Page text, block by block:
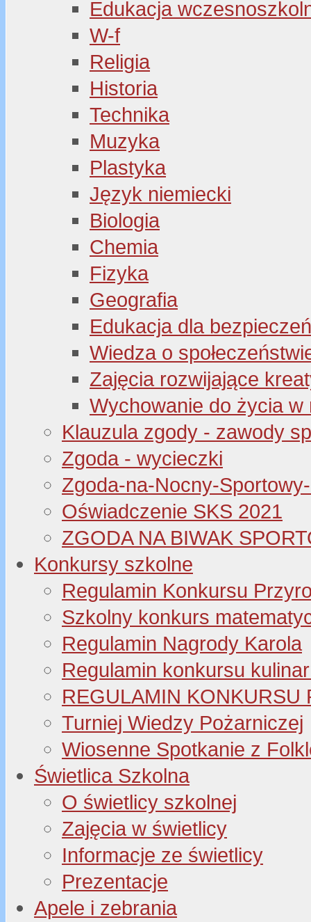
Edukacja
W-f
Religia
Historia
Technika
Muzyka
Plastyka
Język niemiecki
Biologia
Chemia
Fizyka
Geografia
Edukacja dla
Wiedza o
Zajęcia rozwijające
Wychowanie do życia w
Klauzula zgody - zawody
Zgoda - wycieczki
Zgoda-na-Nocny-
Oświadczenie SKS 2021
ZGODA NA BIWAK
Konkursy szkolne
Regulamin Konkursu
Szkolny konkurs
Regulamin Nagrody Karola
Regulamin konkursu
REGULAMIN KONKURSU
Turniej Wiedzy Pożarniczej
Wiosenne Spotkanie z
Świetlica Szkolna
O świetlicy szkolnej
Zajęcia w świetlicy
Informacje ze świetlicy
Prezentacje
Apele i zebrania